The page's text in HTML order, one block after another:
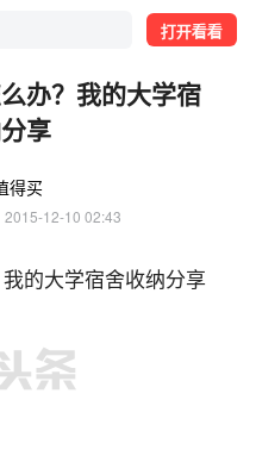
打开看看
办？我的大学宿
享
得买
  2015-12-10 02:43